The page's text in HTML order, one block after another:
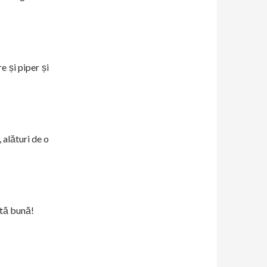
și piper și
alături de o
bună!